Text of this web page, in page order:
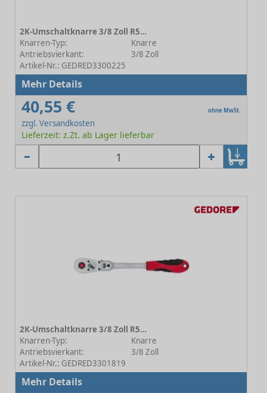
2K-Umschaltknarre 3/8 Zoll R50050009
Knarren-Typ:
Knarre
Antriebsvierkant:
3/8 Zoll
Artikel-Nr.: GEDRED3300225
Mehr Details
40,55 € ohne MwSt.
zzgl. Versandkosten
Lieferzeit: z.Zt. ab Lager lieferbar
2K-Umschaltknarre 3/8 Zoll R50120027
Knarren-Typ:
Knarre
Antriebsvierkant:
3/8 Zoll
Artikel-Nr.: GEDRED3301819
Mehr Details